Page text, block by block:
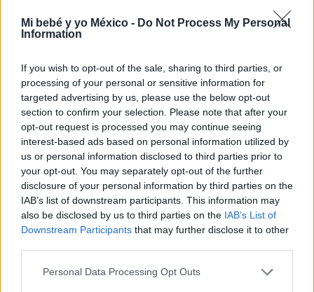
Mi bebé y yo México - Do Not Process My Personal
Information
If you wish to opt-out of the sale, sharing to third parties, or
processing of your personal or sensitive information for
targeted advertising by us, please use the below opt-out
section to confirm your selection. Please note that after your
opt-out request is processed you may continue seeing
interest-based ads based on personal information utilized by
us or personal information disclosed to third parties prior to
your opt-out. You may separately opt-out of the further
disclosure of your personal information by third parties on the
IAB’s list of downstream participants. This information may
also be disclosed by us to third parties on the IAB’s List of
Downstream Participants that may further disclose it to other
Personal Data Processing Opt Outs
cuenta
con
ía FHSS
digital,
que
permite una transmisión de señal eficaz, clara y sin
interferencias, y con alcance de hasta 250 metros.
-Cuenta con función Eco-Mode, que garantiza 100%
libre de radiación de alta frecuencia, y Fulle Eco-
Control: control de conexión y alcance también en
-Incorpora función de intercomunicador para poder